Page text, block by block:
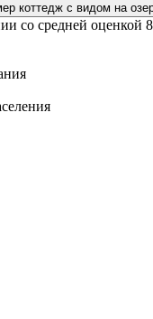
коттедж с видом на
со средней оценкой